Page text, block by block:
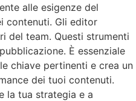
alle esigenze del
contenuti. Gli editor
del team. Questi strumenti
È essenziale
chiave pertinenti e crea un
dei tuoi contenuti.
la tua strategia e a